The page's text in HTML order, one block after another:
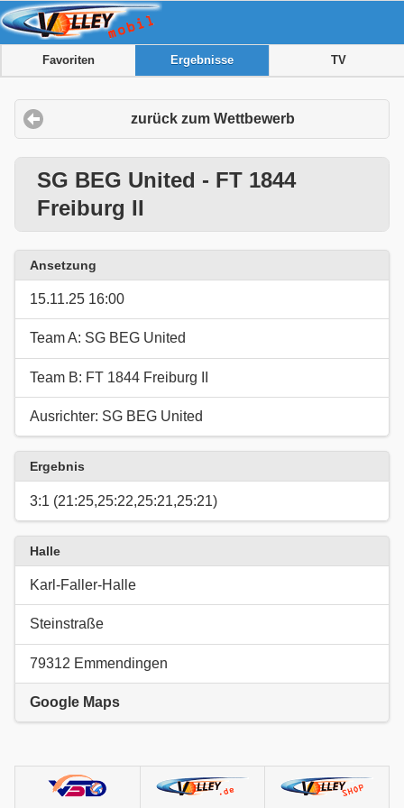
Favoriten Ergebnisse TV
zurück zum Wettbewerb
SG BEG United - FT 1844
Freiburg II
Ansetzung
15.11.25 16:00
Team A: SG BEG United
Team B: FT 1844 Freiburg II
Ausrichter: SG BEG United
Ergebnis
3:1 (21:25,25:22,25:21,25:21)
Halle
Karl-Faller-Halle
Steinstraße
79312 Emmendingen
Google Maps